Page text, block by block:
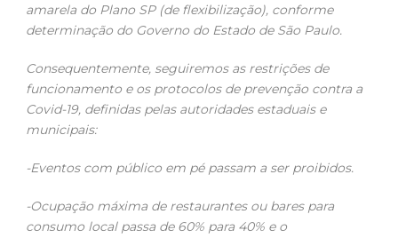
amarela do Plano SP (de flexibilização), conforme
determinação do Governo do Estado de São Paulo.
Consequentemente, seguiremos as restrições de
funcionamento e os protocolos de prevenção contra a
Covid-19, definidas pelas autoridades estaduais e
municipais:
-Eventos com público em pé passam a ser proibidos.
-Ocupação máxima de restaurantes ou bares para
consumo local passa de 60% para 40% e o